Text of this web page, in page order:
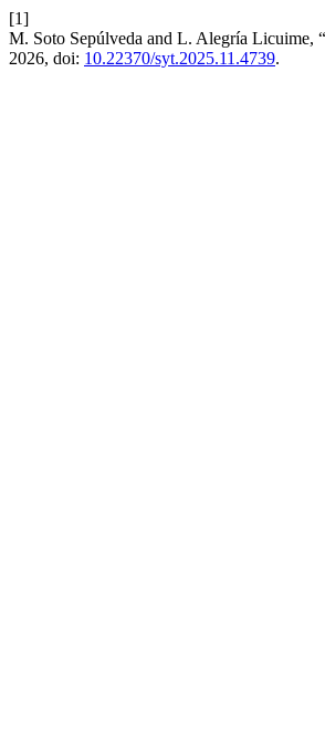
[1]
M. Soto Sepúlveda and L. Alegría Licuime,
2026, doi: 10.22370/syt.2025.11.4739.